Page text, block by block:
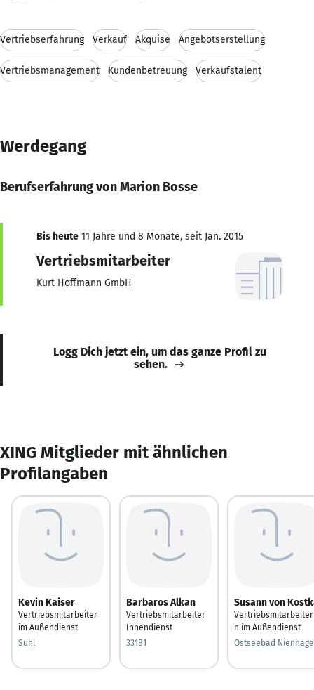
Vertriebserfahrung Verkauf Akquise Angebotserstellung
Vertriebsmanagement Kundenbetreuung Verkaufstalent
Werdegang
Berufserfahrung von Marion Bosse
Bis heute 11 Jahre und 8 Monate, seit Jan. 2015
Vertriebsmitarbeiter
Kurt Hoffmann GmbH
Logg Dich jetzt ein, um das ganze Profil zu
sehen.
XING Mitglieder mit ähnlichen
Profilangaben
Kevin Kaiser
Vertriebsmitarbeiter
im Außendienst
Suhl
Barbaros Alkan
Vertriebsmitarbeiter
Innendienst
33181
Susann von
n im Außendienst
Ostseebad